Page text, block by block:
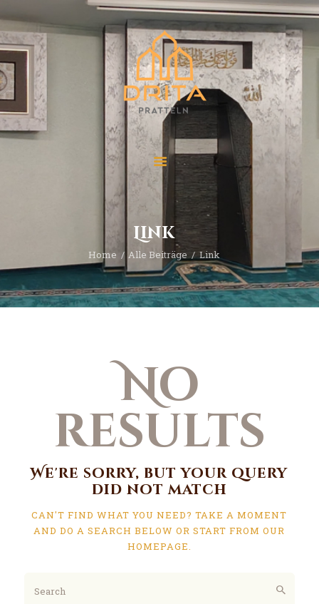
Link
Home Alle Beiträge Link
Start
Über “Drita”
Veranstaltungen
No
results
We're sorry, but your query
did not match
CAN'T FIND WHAT YOU NEED? TAKE A MOMENT
AND DO A SEARCH BELOW OR START FROMOUR
HOMEPAGE.